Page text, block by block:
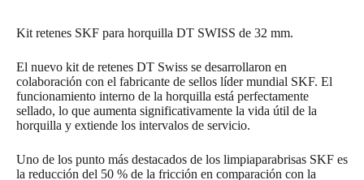
Kit retenes SKF para horquilla DT SWISS de 32 mm.
El nuevo kit de retenes DT Swiss se desarrollaron en
colaboración con el fabricante de sellos líder mundial SKF. El
funcionamiento interno de la horquilla está perfectamente
sellado, lo que aumenta significativamente la vida útil de la
horquilla y extiende los intervalos de servicio.
Uno de los punto más destacados de los limpiaparabrisas SKF es
la reducción del 50 % de la fricción en comparación con la